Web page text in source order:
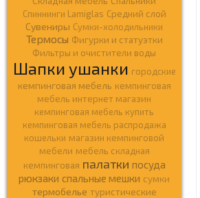
Спиннинги Lamiglas Средний слой
Сувениры Сумки-холодильники
Термосы Фигурки и статуэтки
Фильтры и очистители воды
Шапки ушанки городские
кемпинговая мебель кемпинговая
мебель интернет магазин
кемпинговая мебель купить
кемпинговая мебель распродажа
кошельки магазин кемпинговой
мебели мебель складная
кемпинговая палатки посуда
рюкзаки спальные мешки сумки
термобелье туристические